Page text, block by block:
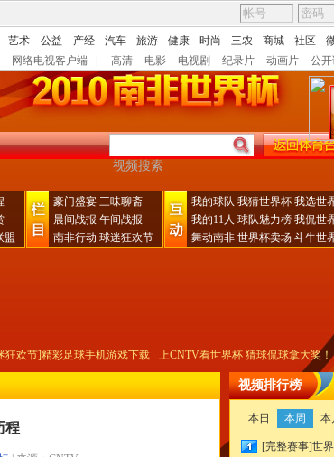
艺术 公益 产经 汽车 旅游 健康 时尚 三农 商城 社区
网络电视客户端 高清 电影 电视剧 纪录片 动画片 公
盟
豪门盛宴 三味聊斋
晨间战报 午间战报
南非行动 球迷狂欢节
我的球队 我猜世界杯 我选世
我的11人 球队魅力榜 我侃世
舞动南非 世界杯卖场 斗牛世
节]精彩足球手机游戏下载 上CNTV看世界杯 猜球侃球拿大奖！
程
视频排行榜
本日 本周 本
[完整赛事]世